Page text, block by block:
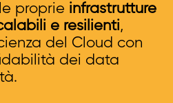
proprie infrastrutture
e resilienti,
del Cloud con
dei data